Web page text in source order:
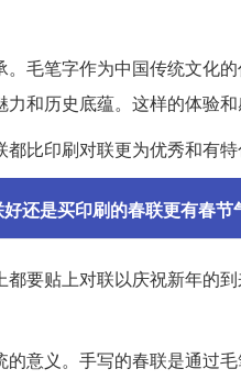
毛笔字作为中国传统文化
和历史底蕴。这样的体验和
比印刷对联更为优秀和有特
还是买印刷的春联更有春节
要贴上对联以庆祝新年的
意义。手写的春联是通过